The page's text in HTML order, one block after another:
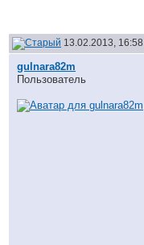
13.02.2013, 16:58
gulnara82m
Пользователь